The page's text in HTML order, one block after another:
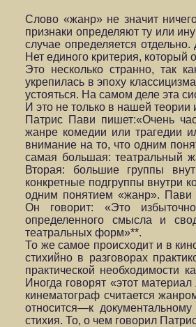
Слово «жанр» не значит
признаки определяют ту или
случае определяется
Нет единого критерия, который
Это несколько странно, так
укрепилась в эпоху
устояться. На самом деле эта
И это не только в нашей теории
Патрис Пави пишет:«Очень
жанре комедии или трагедии
внимание на то, что одним
самая большая: театральный
Вторая: большие группы
конкретные подгруппы внутри
одним понятием «жанр». Пави
Он говорит: «Это
определенного смысла и
театральных форм»**.
То же самое происходит и в
стихийно в разговорах
практической необходимости
Иногда говорят «этот
кинематограф считается
относится—к
стихия. То, о чем говорил